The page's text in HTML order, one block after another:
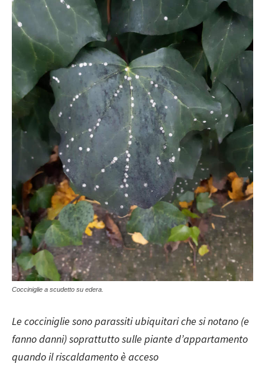
Cocciniglie a scudetto su edera.
Le cocciniglie sono parassiti ubiquitari che si notano (e
fanno danni) soprattutto sulle piante d’appartamento
quando il riscaldamento è acceso